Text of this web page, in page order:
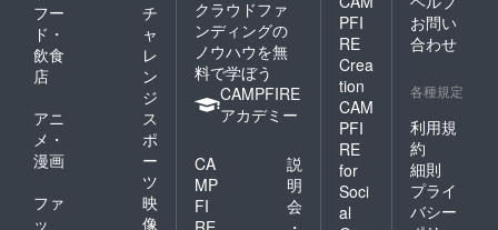
フー
ド・
飲食
店
チ
ャ
レ
ン
ジ
アニ
メ・
漫画
ス
ポ
ー
ツ
ファ
ッ
映
像
クラウドファ
ンディングの
ノウハウを無
料で学ぼう
CAMPFIRE
アカデミー
CA
MP
FI
説
明
会
PFI
RE
Crea
tion
CAM
PFI
RE
for
Soci
al
お問い
合わせ
各種規定
利用規
約
細則
プライ
バシー